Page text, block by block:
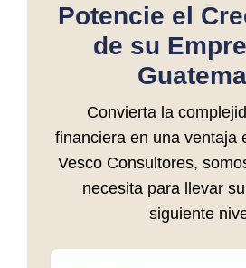
Potencie el
de su
Convierta la
financiera en una ventaja
Vesco Consultores,
necesita para llevar
siguiente